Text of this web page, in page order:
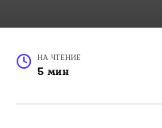
НА ЧТЕНИЕ
5 мин